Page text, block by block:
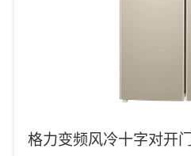
格力变频风冷十字对开